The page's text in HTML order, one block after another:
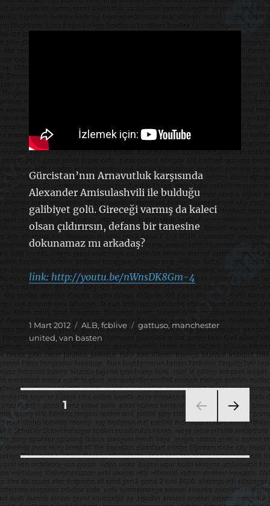
Gürcistan’nın Arnavutluk karşısında
Alexander Amisulashvili ile bulduğu
galibiyet golü. Gireceği varmış da kaleci
olsan çıldırırsın, defans bir tanesine
dokunamaz mı arkadaş?
link: http://youtu.be/nWnsDK8Gm-4
Yayın
tarihi
1 Mart 2012 Kategoriler
ALB, fcblive Etiketler
gattuso, manchester
united, van basten
Yazı
sayfalaması
SAYFA1
SON
RAKI
SAYF
A